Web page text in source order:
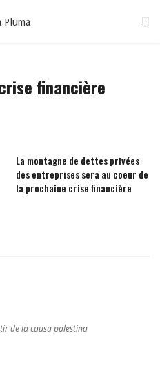
financière
La montagne de dettes privées
des entreprises sera au coeur de
la prochaine crise financière
de la causa palestina